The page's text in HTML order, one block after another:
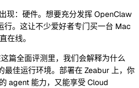
现： 硬件。想要充分发挥 OpenClaw
行。这让不少爱好者专门买一台 Mac
在线。
篇全面评测里，我们会解释为什么
最佳运行环境。部署在 Zeabur 上，你
agent 能力，又能享受 Cloud